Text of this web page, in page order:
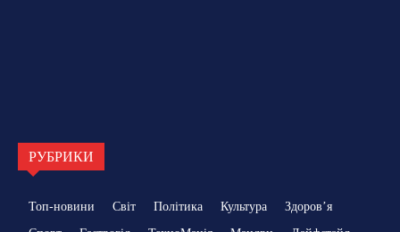
РУБРИКИ
Топ-новини Світ Політика Культура
Здоровʼя